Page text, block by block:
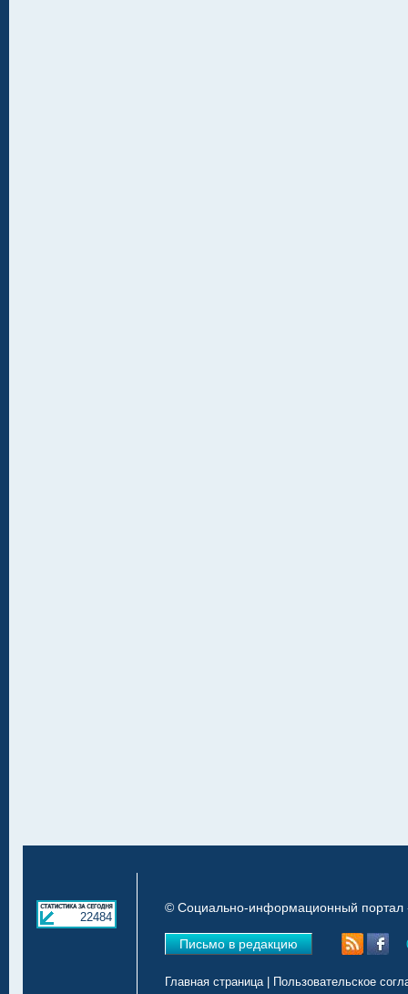
22484
© Социально-информационный портал
Письмо в редакцию
Главная страница| Пользовательское